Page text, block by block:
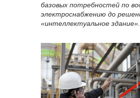
базовых потребностей по
электроснабжению до
«интеллектуальное здание».